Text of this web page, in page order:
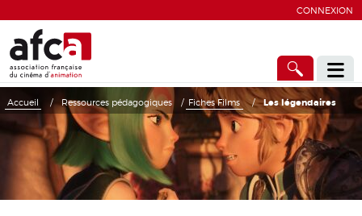
CONNEXION
Accueil / Ressources pédagogiques / Fiches Films / Les légendaires